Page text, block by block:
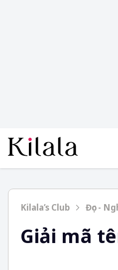
Kilala’s Club Đọc -
Giải mã